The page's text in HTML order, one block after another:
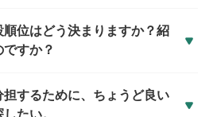
順位はどう決まりますか？紹
すか？
するために、ちょうど良い